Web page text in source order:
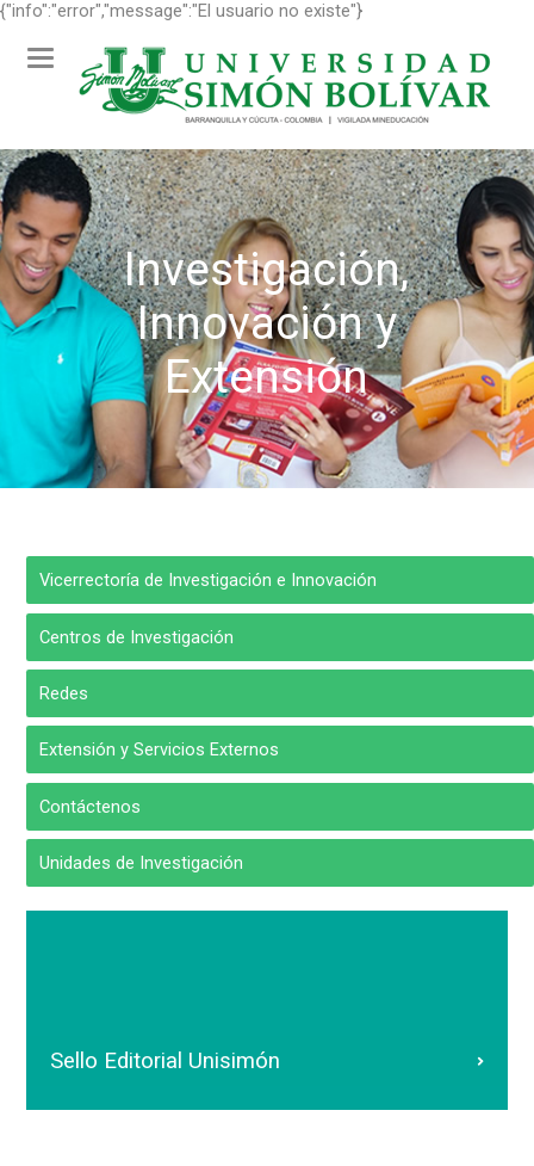
{"info":"error","message":"El usuario no existe"}
Toggle
navigation
Investigación,
Innovación y
Extensión
Vicerrectoría de Investigación e Innovación
Centros de Investigación
Redes
Extensión y Servicios Externos
Contáctenos
Unidades de Investigación
Sello Editorial Unisimón